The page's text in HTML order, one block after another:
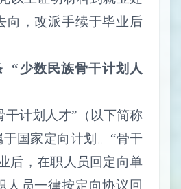
向，改派手续于毕业后
“少数民族骨干计划人
干计划人才”（以下简称
于国家定向计划。“骨干
后，在职人员回定向单
人员一律按定向协议回